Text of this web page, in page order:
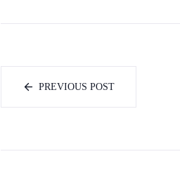
PREVIOUS POST